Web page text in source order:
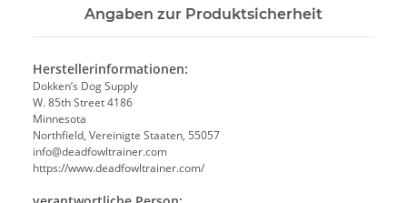
Angaben zur Produktsicherheit
Herstellerinformationen:
Dokken’s Dog Supply
W. 85th Street 4186
Minnesota
Northfield, Vereinigte Staaten, 55057
info@deadfowltrainer.com
https://www.deadfowltrainer.com/